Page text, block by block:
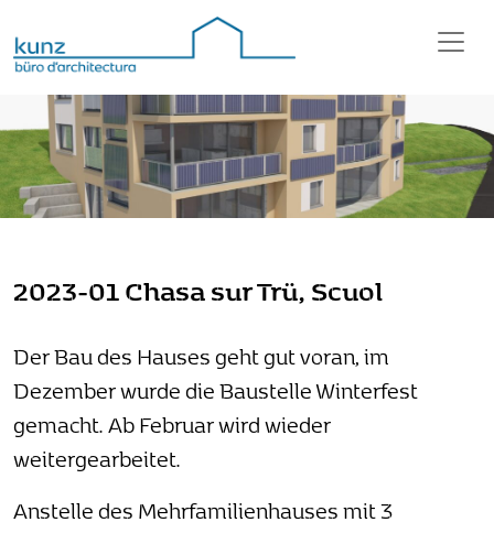
2023-01 Chasa sur Trü, Scuol
Der Bau des Hauses geht gut voran, im
Dezember wurde die Baustelle Winterfest
gemacht. Ab Februar wird wieder
weitergearbeitet.
Anstelle des Mehrfamilienhauses mit 3